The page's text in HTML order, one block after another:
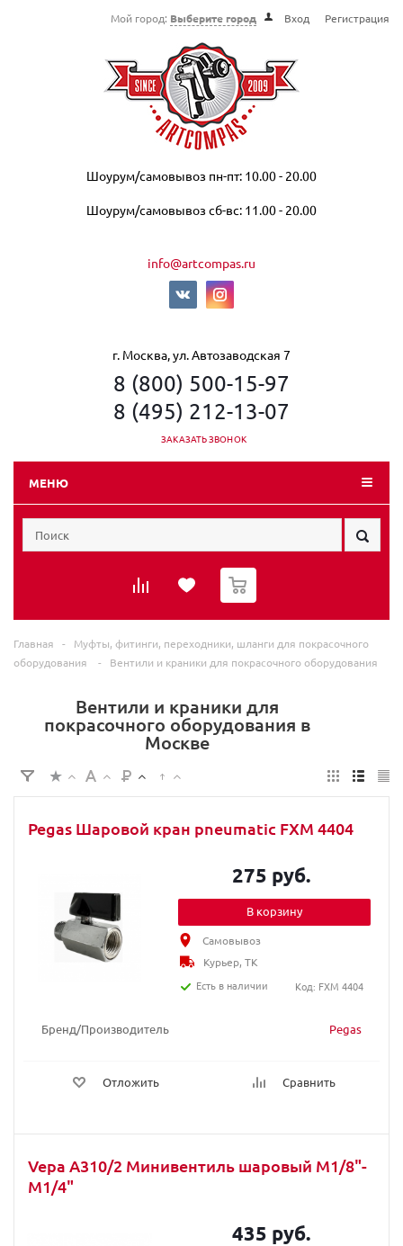
Мой город: Выберите город Вход Регистрация
Шоурум/самовывоз пн-пт: 10.00 - 20.00
Шоурум/самовывоз сб-вс: 11.00 - 20.00
info@artcompas.ru
г. Москва, ул. Автозаводская 7
8 (800) 500-15-97
8 (495) 212-13-07
ЗАКАЗАТЬ ЗВОНОК
МЕНЮ
0
Главная -
Муфты, фитинги, переходники, шланги для покрасочного
оборудования
- Вентили и краники для покрасочного оборудования
Вентили и краники для
покрасочного оборудования в
Москве
Pegas Шаровой кран pneumatic FXM 4404
Бренд/Производитель Pegas
Отложить Сравнить
275 руб.
В корзину
Самовывоз
Курьер, ТК
Есть в наличии
Код: FXM 4404
Vepa A310/2 Минивентиль шаровый M1/8"-
M1/4"
435 руб.